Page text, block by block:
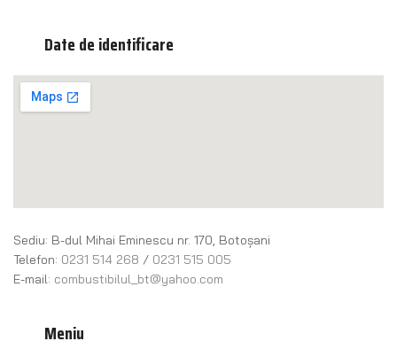
Date de identificare
Sediu: B-dul Mihai Eminescu nr. 170, Botoșani
Telefon: 0231 514 268 / 0231 515 005
E-mail: combustibilul_bt@yahoo.com
Meniu